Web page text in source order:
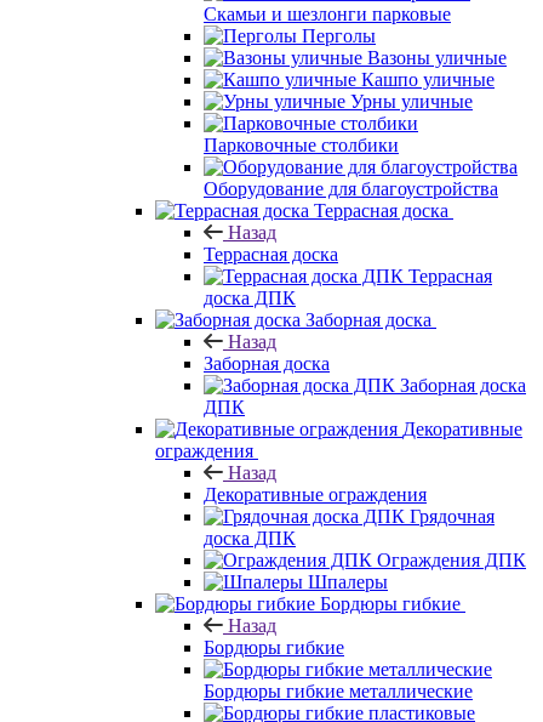
Скамьи и шезлонги парковые
Перголы
Вазоны уличные
Кашпо уличные
Урны уличные
Парковочные столбики
Оборудование для благоустройства
Террасная доска
Назад
Террасная доска
Террасная
доска ДПК
Заборная доска
Назад
Заборная доска
Заборная доска
ДПК
Декоративные
ограждения
Назад
Декоративные ограждения
Грядочная
доска ДПК
Ограждения ДПК
Шпалеры
Бордюры гибкие
Назад
Бордюры гибкие
Бордюры гибкие металлические